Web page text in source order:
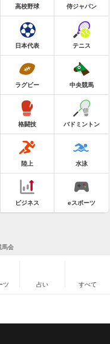
高校野球 侍ジャパン
日本代表 テニス
ラグビー 中央競馬
格闘技 バドミントン
陸上 水泳
ビジネス eスポーツ
馬会
ツ 占い すべて